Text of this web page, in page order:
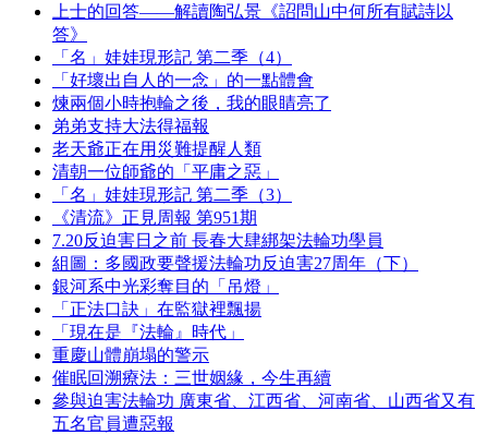
上士的回答——解讀陶弘景《詔問山中何所有賦詩以
答》
「名」娃娃現形記 第二季（4）
「好壞出自人的一念」的一點體會
煉兩個小時抱輪之後，我的眼睛亮了
弟弟支持大法得福報
老天爺正在用災難提醒人類
清朝一位師爺的「平庸之惡」
「名」娃娃現形記 第二季（3）
《清流》正見周報 第951期
7.20反迫害日之前 長春大肆綁架法輪功學員
組圖：多國政要聲援法輪功反迫害27周年（下）
銀河系中光彩奪目的「吊燈」
「正法口訣」在監獄裡飄揚
「現在是『法輪』時代」
重慶山體崩塌的警示
催眠回溯療法：三世姻緣，今生再續
參與迫害法輪功 廣東省、江西省、河南省、山西省又有
五名官員遭惡報